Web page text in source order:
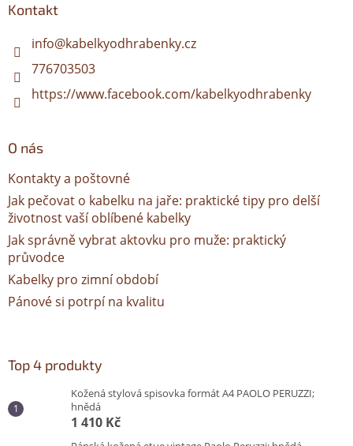
Kontakt
info@kabelkyodhrabenky.cz
776703503
https://www.facebook.com/kabelkyodhrabenky
O nás
Kontakty a poštovné
Jak pečovat o kabelku na jaře: praktické tipy pro delší
životnost vaší oblíbené kabelky
Jak správně vybrat aktovku pro muže: praktický
průvodce
Kabelky pro zimní období
Pánové si potrpí na kvalitu
Top 4 produkty
Kožená stylová spisovka formát A4 PAOLO PERUZZI;
hnědá
1 410 Kč